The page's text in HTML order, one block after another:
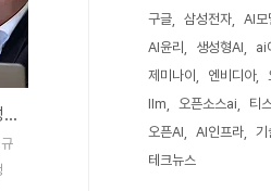
김용범 정책실장, "AI는 생존과 성장의 핵심… 국가 차원 'AI 기본사회' 이룩"
구글
삼성전자 AI모
AI윤리
생성형AI ai
제미나이
엔비디아
llm
오픈소스ai 티
오픈AI
AI인프라 기
테크뉴스